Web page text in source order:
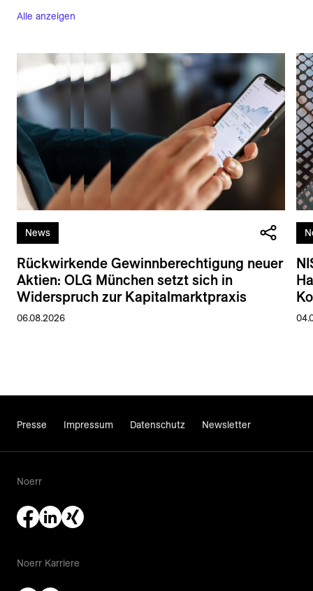
Alle anzeigen
News
Rückwirkende Gewinnberechtigung neuer
Aktien: OLG München setzt sich in
Widerspruch zur Kapitalmarktpraxis
06.08.2026
Presse Impressum Datenschutz Newsletter
Noerr
Noerr Karriere